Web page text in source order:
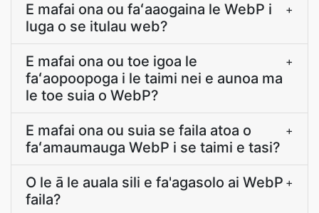
E mafai ona ou faʻaaogaina le WebP i
luga o se itulau web?
+
E mafai ona ou toe igoa le
faʻaopoopoga i le taimi nei e aunoa ma
le toe suia o WebP?
+
E mafai ona ou suia se faila atoa o
faʻamaumauga WebP i se taimi e tasi?
+
O le ā le auala sili e fa'agasolo ai WebP
faila?
+